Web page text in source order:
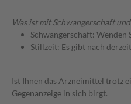
Was ist mit Schwangerschaft
Schwangerschaft: Wenden
Stillzeit: Es gibt nach
Ist Ihnen das Arzneimittel trotz
Gegenanzeige in sich birgt.